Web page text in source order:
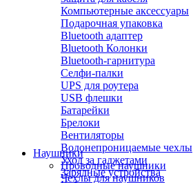
Компьютерные аксессуары
Подарочная упаковка
Bluetooth адаптер
Bluetooth Колонки
Bluetooth-гарнитура
Селфи-палки
UPS для роутера
USB флешки
Батарейки
Брелоки
Вентиляторы
Водонепроницаемые чехлы
Уход за гаджетами
Зарядные устройства
Наушники
Проводные наушники
Чехлы для наушников